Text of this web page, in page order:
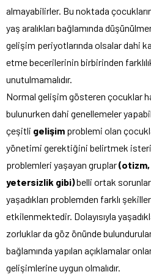
almayabilirler. Bu noktada
yaş aralıkları bağlamında
gelişim periyotlarında olsalar dahi
etme becerilerinin birbirinden
unutulmamalıdır.
Normal gelişim gösteren çocuklar
bulunurken dahi genellemeler
çeşitli gelişim problemi olan
yönetimi gerektiğini belirtmek
problemleri yaşayan gruplar
yetersizlik gibi)belli ortak
yaşadıkları problemden farklı
etkilenmektedir. Dolayısıyla
zorluklar da göz önünde
bağlamında yapılan açıklamalar
gelişimlerine uygun olmalıdır.